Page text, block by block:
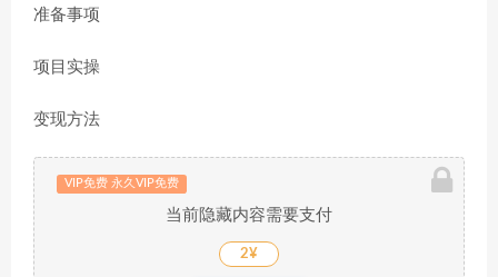
准备事项
项目实操
变现方法
VIP免费 永久VIP免费
当前隐藏内容需要支付
2¥